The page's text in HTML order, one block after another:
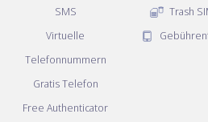
SMS
Virtuelle
Telefonnummern
Gratis Telefon
Free Authenticator
Trash